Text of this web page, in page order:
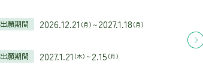
出願期間 2026.12.21 （月）～ 2027.1.18 （月）
出願期間 2027.1.21 （木）～ 2.15 （月）